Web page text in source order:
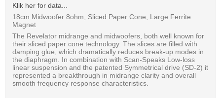
Klik her for data...
18cm Midwoofer 8ohm, Sliced Paper Cone, Large Ferrite
Magnet
The Revelator midrange and midwoofers, both well known for
their sliced paper cone technology. The slices are filled with
damping glue, which dramatically reduces break-up modes in
the diaphragm. In combination with Scan-Speaks Low-loss
linear suspension and the patented Symmetrical drive (SD-2) it
represented a breakthrough in midrange clarity and overall
smooth frequency response characteristics.